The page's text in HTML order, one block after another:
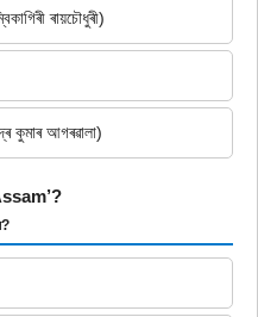
ৰায়চৌধুৰী)
আগৰৱালা)